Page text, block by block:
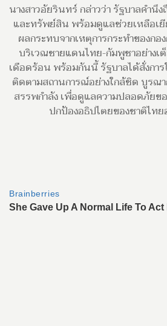
นางสาวอัยรินทร์ กล่าวว่า รัฐบาลคำนึ
และทรัพย์สิน พร้อมดูแลช่วยเหลือเ
ผลกระทบจากเหตุการกระทำของกอ
บริเวณชายแดนไทย-กัมพูชาอย่างเ
เดือดร้อน พร้อมกันนี้ รัฐบาลได้สั่งกา
ติดตามสถานการณ์อย่างใกล้ชิด บูรณา
สรรพกำลัง เพื่อดูแลความปลอดภัย
ปกป้องอธิปไตยของชาติไทย